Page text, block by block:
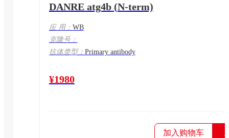
DANRE atg4b (N-term)
应 用： WB
克隆号：
抗体类型： Primary antibody
¥1980
加入购物车